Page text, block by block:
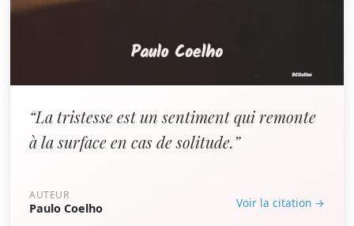
“La tristesse est un sentiment qui remonte
à la surface en cas de solitude.”
AUTEUR
Paulo Coelho Voir la citation →